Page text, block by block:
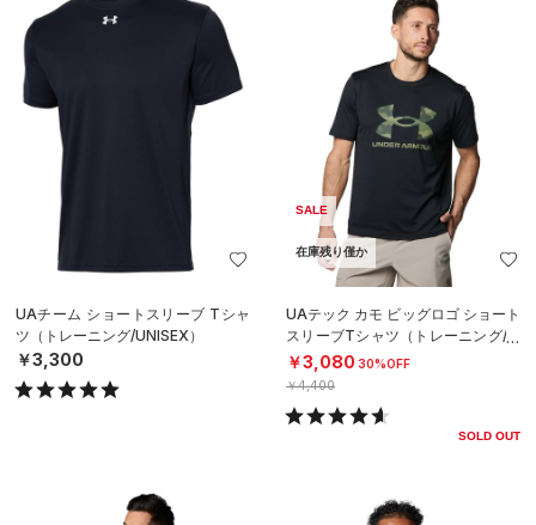
UAチーム ショートスリーブ Tシャ
ツ（トレーニング/UNISEX）
￥3,300
SALE
在庫残り僅か
UAテック カモ ビッグロゴ ショート
スリーブTシャツ（トレーニング/M
EN）
￥3,080 30%OFF
￥4,400
SOLD OUT